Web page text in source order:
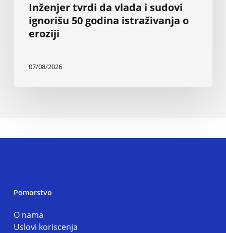
Inženjer tvrdi da vlada i sudovi
ignorišu 50 godina istraživanja o
eroziji
07/08/2026
Pomorstvo
O nama
Uslovi koriscenja